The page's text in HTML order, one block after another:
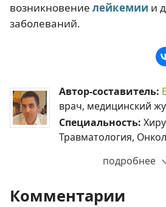
возникновение лейкемии и
заболеваний.
Автор-составитель:
врач, медицинский
Специальность:
Травматология,
подробнее
Комментарии